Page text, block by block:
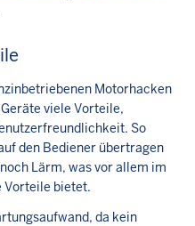
Motorhacken
viele Vorteile,
So
den Bediener übertragen
Lärm, was vor allem im
Vorteile bietet.
da kein